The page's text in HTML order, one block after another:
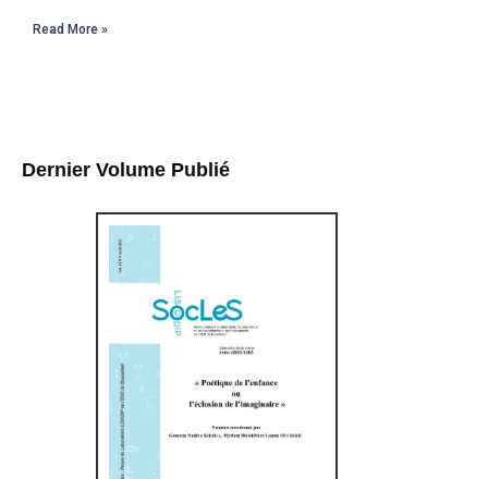
Dernier Volume Publié
Read More »